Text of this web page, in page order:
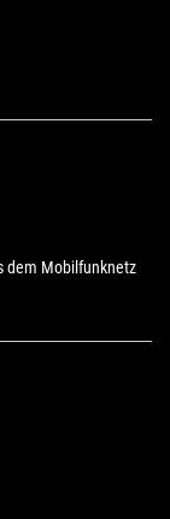
dem Mobilfunknetz